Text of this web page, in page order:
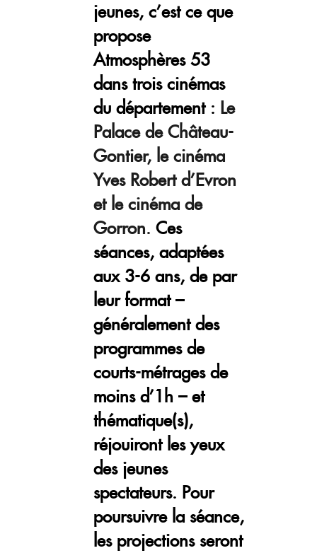
jeunes, c’est ce que
propose
Atmosphères 53
dans trois cinémas
du département : Le
Palace de Château-
Gontier, le cinéma
Yves Robert d’Evron
et le cinéma de
Gorron.Ces
séances, adaptées
aux 3-6 ans, de par
leur format –
généralement des
programmes de
courts-métrages de
moins d’1h – et
thématique(s),
réjouiront les yeux
des jeunes
spectateurs. Pour
poursuivre la séance,
les projections seront